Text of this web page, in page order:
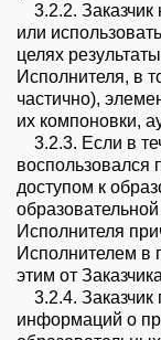
3.2.2. Заказчик
или
целях
Исполнителя, в
частично),
их компоновки,
3.2.3. Если в
доступом к
Исполнителя
Исполнителем в
этим от
3.2.4. Заказчик
информаций о